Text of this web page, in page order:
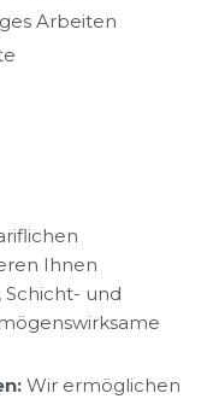
Arbeiten
Ihnen
und
Wir ermöglichen